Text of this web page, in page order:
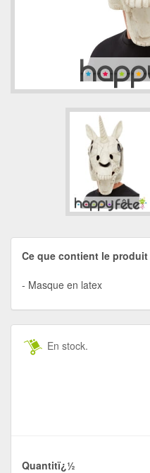
Ce que contient le produit
Masque en latex
En stock.
Quantitï¿½